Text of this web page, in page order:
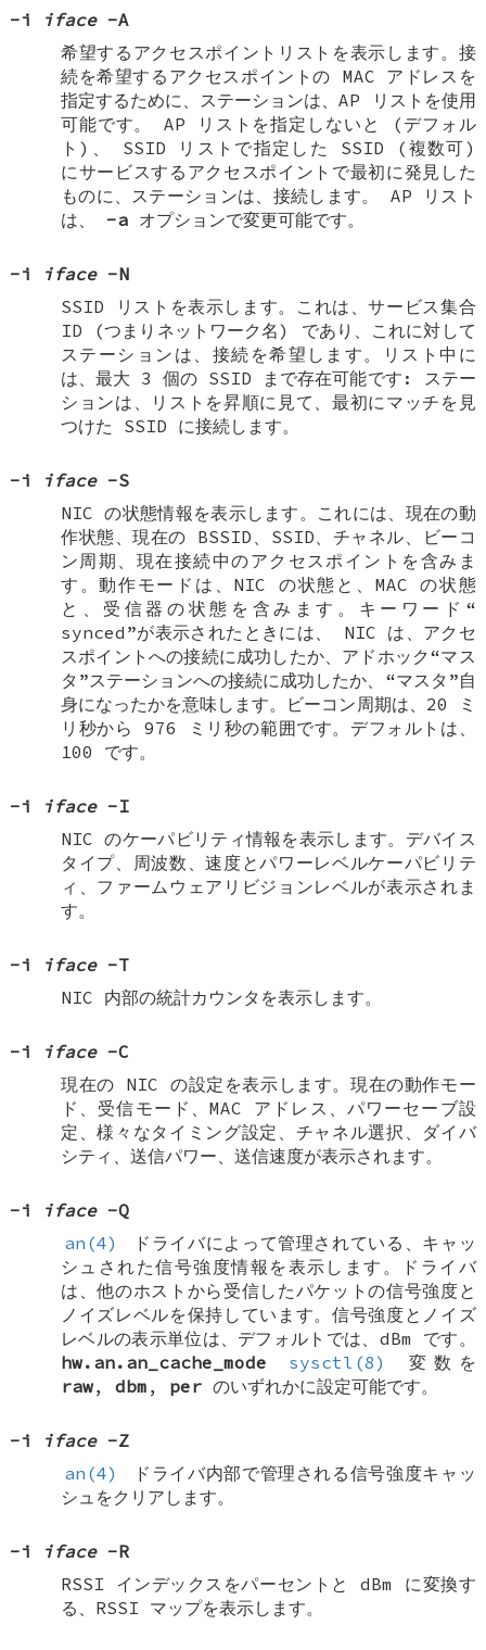
-i iface -A
希望するアクセスポイントリストを表示します。接
続を希望するアクセスポイントの MAC アドレスを
指定するために、ステーションは、AP リストを使用
可能です。 AP リストを指定しないと (デフォル
ト)、 SSID リストで指定した SSID (複数可)
にサービスするアクセスポイントで最初に発見した
ものに、ステーションは、接続します。 AP リスト
は、 -aオプションで変更可能です。
-i iface -N
SSID リストを表示します。これは、サービス集合
ID (つまりネットワーク名) であり、これに対して
ステーションは、接続を希望します。リスト中に
は、最大 3 個の SSID まで存在可能です: ステー
ションは、リストを昇順に見て、最初にマッチを見
つけた SSID に接続します。
-i iface -S
NIC の状態情報を表示します。これには、現在の動
作状態、現在の BSSID、SSID、チャネル、ビーコ
ン周期、現在接続中のアクセスポイントを含みま
す。動作モードは、NIC の状態と、MAC の状態
と、受信器の状態を含みます。キーワード“
synced ”が表示されたときには、 NIC は、アクセ
スポイントへの接続に成功したか、アドホック“マス
タ”ステーションへの接続に成功したか、“マスタ”自
身になったかを意味します。ビーコン周期は、20 ミ
リ秒から 976 ミリ秒の範囲です。デフォルトは、
100 です。
-i iface -I
NIC のケーパビリティ情報を表示します。デバイス
タイプ、周波数、速度とパワーレベルケーパビリテ
ィ、ファームウェアリビジョンレベルが表示されま
す。
-i iface -T
NIC 内部の統計カウンタを表示します。
-i iface -C
現在の NIC の設定を表示します。現在の動作モー
ド、受信モード、MAC アドレス、パワーセーブ設
定、様々なタイミング設定、チャネル選択、ダイバ
シティ、送信パワー、送信速度が表示されます。
-i iface -Q
an(4)
ドライバによって管理されている、キャッ
シュされた信号強度情報を表示します。ドライバ
は、他のホストから受信したパケットの信号強度と
ノイズレベルを保持しています。信号強度とノイズ
レベルの表示単位は、デフォルトでは、dBm です。
hw.an.an_cache_mode
sysctl(8)
変数を
raw, dbm , perのいずれかに設定可能です。
-i iface -Z
an(4)
ドライバ内部で管理される信号強度キャッ
シュをクリアします。
-i iface -R
RSSI インデックスをパーセントと dBm に変換す
る、RSSI マップを表示します。